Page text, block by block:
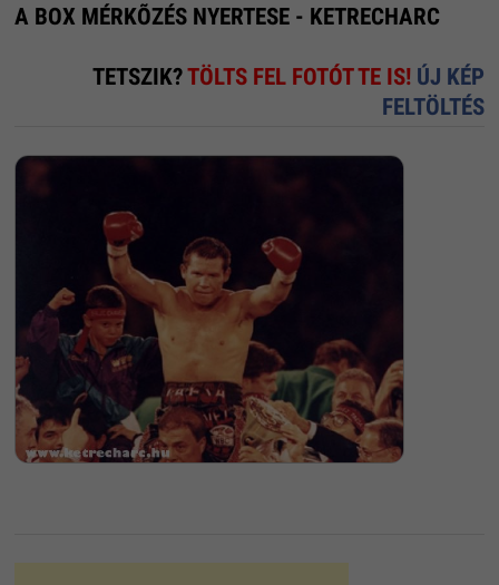
A BOX MÉRKÕZÉS NYERTESE - KETRECHARC
TETSZIK?TÖLTS FEL FOTÓT TE IS! ÚJ KÉP
FELTÖLTÉS